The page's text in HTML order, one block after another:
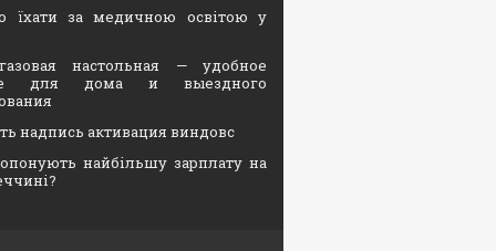
їхати за медичною освітою у
настольная — удобное
для дома и выездного
надпись активация виндовс
найбільшу зарплату на